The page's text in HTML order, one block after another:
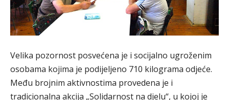
Velika pozornost posvećena je i socijalno ugroženim
osobama kojima je podijeljeno 710 kilograma odjeće.
Među brojnim aktivnostima provedena je i
tradicionalna akcija „Solidarnost na djelu“, u kojoj je